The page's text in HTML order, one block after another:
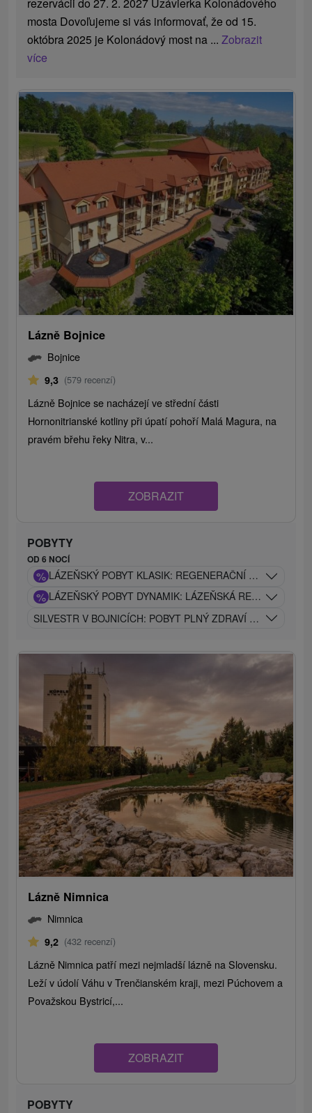
mosta Dovoľujeme si vás informovať, že od 15.
októbra 2025 je Kolonádový most na ...Zobrazit
více
Lázně Bojnice
Bojnice
9,3 (579 recenzí)
Lázně Bojnice se nacházejí ve střední části
Hornonitrianské kotliny při úpatí pohoří Malá Magura, na
pravém břehu řeky Nitra, v...
ZOBRAZIT
POBYTY
OD 6 NOCÍ
% LÁZEŇSKÝ POBYT KLASIK: REGENERAČNÍ POBYT S
% LÁZEŇSKÝ POBYT DYNAMIK: LÁZEŇSKÁ
SILVESTR V BOJNICÍCH: POBYT PLNÝ ZDRAVÍ A
Lázně Nimnica
Nimnica
9,2 (432 recenzí)
Lázně Nimnica patří mezi nejmladší lázně na Slovensku.
Leží v údolí Váhu v Trenčianském kraji, mezi Púchovem a
Považskou Bystricí,...
ZOBRAZIT
POBYTY